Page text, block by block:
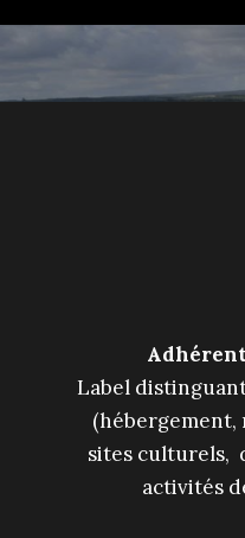
Label
(hébergement,
sites culturels,
activités